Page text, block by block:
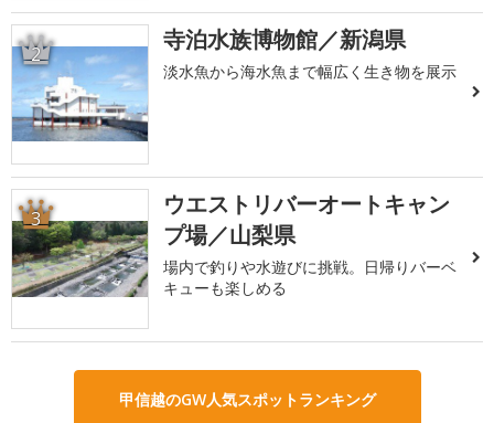
2 寺泊水族博物館／新潟県
淡水魚から海水魚まで幅広く生き物を展示
3
ウエストリバーオートキャン
プ場／山梨県
場内で釣りや水遊びに挑戦。日帰りバーベ
キューも楽しめる
甲信越のGW人気スポットランキング